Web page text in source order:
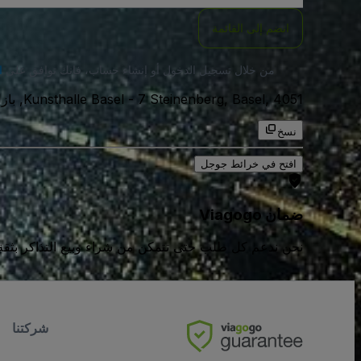
انضم إلى القائمة
من خلال تسجيل الدخول أو إنشاء حساب، فإنك توافق على
Kunsthalle Basel- 7 Steinenberg, Basel, 4051, بازل, سويسرا
نسخ
افتح في خرائط جوجل
ضمان Viagogo
نحن ندعم كل طلب حتى تتمكن من شراء وبيع التذاكر بثقة
شركتنا